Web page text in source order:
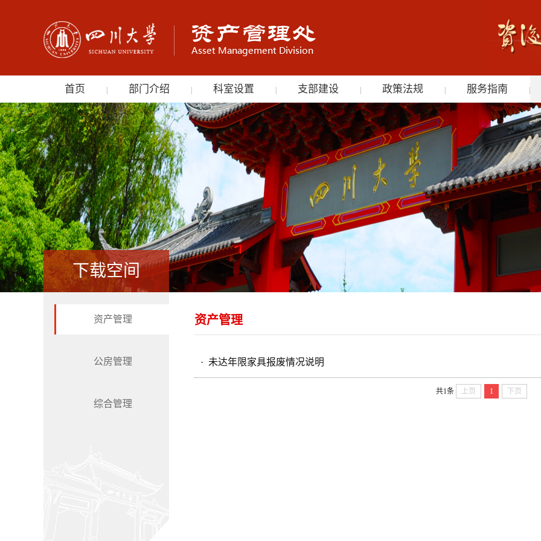
首页 部门介绍 科室设置 支部建设 政策法规 服务指南
下载空间
资产管理
公房管理
综合管理
资产管理
· 未达年限家具报废情况说明
共1条 上页 1 下页